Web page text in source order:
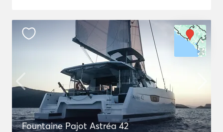
Fountaine Pajot Astréa 42